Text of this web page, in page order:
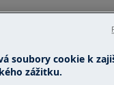
PORANĚNÍ OČÍ
soubory cookie k
zážitku.